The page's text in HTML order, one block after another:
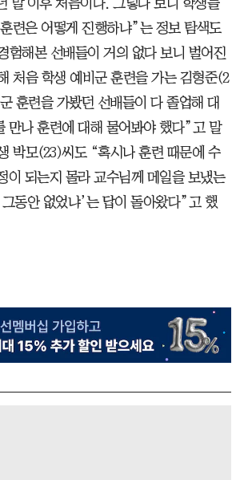
말 이후 처음이다. 그렇다 보니 학생들
련은 어떻게 진행하냐”는 정보 탐색도
험해본 선배들이 거의 없다 보니 벌어진
처음 학생 예비군 훈련을 가는 김형준(2
훈련을 가봤던 선배들이 다 졸업해 대
만나 훈련에 대해 물어봐야 했다”고 말
박모(23)씨도 “혹시나 훈련 때문에 수
이 되는지 몰라 교수님께 메일을 보냈는
동안 없었냐’는 답이 돌아왔다”고 했